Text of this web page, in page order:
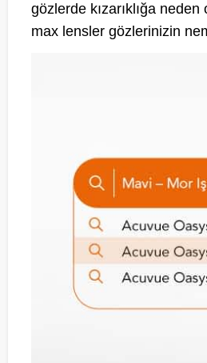
gözlerde kızarıklığa
max lensler gözlerinizin